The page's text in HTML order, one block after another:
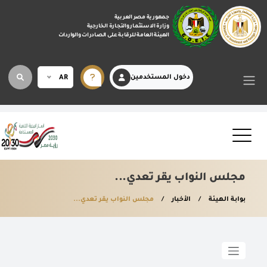
جمهورية مصر العربية
وزارة الاستثمار والتجارة الخارجية
الهيئة العامة للرقابة على الصادرات والواردات
دخول المستخدمين AR
مجلس النواب يقر تعدي...
بوابة الهيئة الأخبار مجلس النواب يقر تعدي...